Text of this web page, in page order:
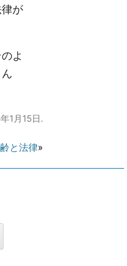
が
よ
1月15日.
と法律»